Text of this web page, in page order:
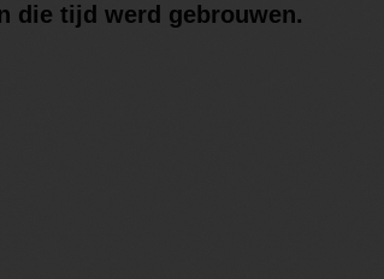
die tijd werd gebrouwen.